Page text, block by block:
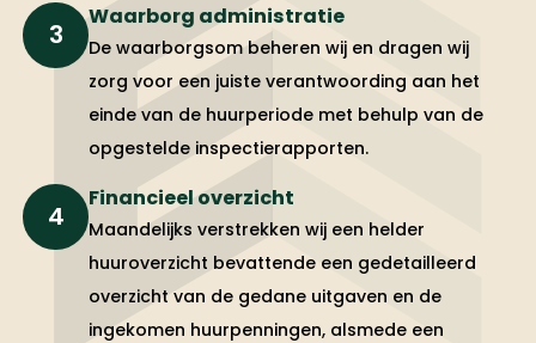
3
Waarborg administratie
De waarborgsom beheren wij en dragen wij
zorg voor een juiste verantwoording aan het
einde van de huurperiode met behulp van de
opgestelde inspectierapporten.
4
Financieel overzicht
Maandelijks verstrekken wij een helder
huuroverzicht bevattende een gedetailleerd
overzicht van de gedane uitgaven en de
ingekomen huurpenningen, alsmede een